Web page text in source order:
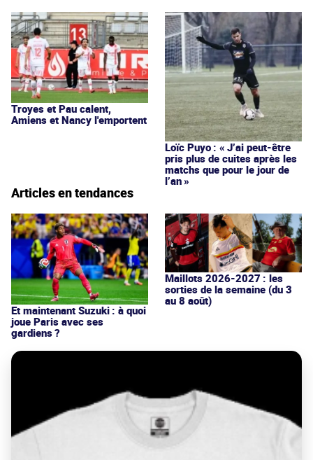
Troyes et Pau calent,
Amiens et Nancy l'emportent
Loïc Puyo : « J’ai peut-être
pris plus de cuites après les
matchs que pour le jour de
l’an »
Articles en tendances
Et maintenant Suzuki : à quoi
joue Paris avec ses
gardiens ?
Maillots 2026-2027 : les
sorties de la semaine (du 3
au 8 août)